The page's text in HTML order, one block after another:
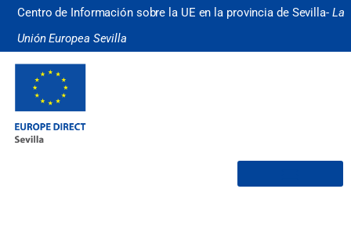
Centro de Información sobre la UE en la provincia de Sevilla- La
Unión Europea Sevilla